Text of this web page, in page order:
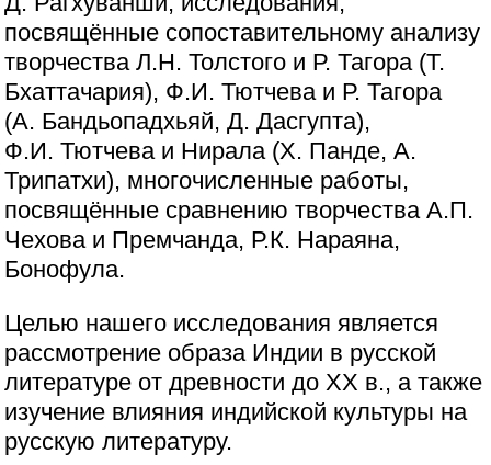
посвящённые сопоставительному анализу
творчества Л.Н. Толстого и Р. Тагора (Т.
Бхаттачария), Ф.И. Тютчева и Р. Тагора
(А. Бандьопадхьяй, Д. Дасгупта),
Ф.И. Тютчева и Нирала (Х. Панде, А.
Трипатхи), многочисленные работы,
посвящённые сравнению творчества А.П.
Чехова и Премчанда, Р.К. Нараяна,
Бонофула.
Целью нашего исследования является
рассмотрение образа Индии в русской
литературе от древности до XX в., а также
изучение влияния индийской культуры на
русскую литературу.